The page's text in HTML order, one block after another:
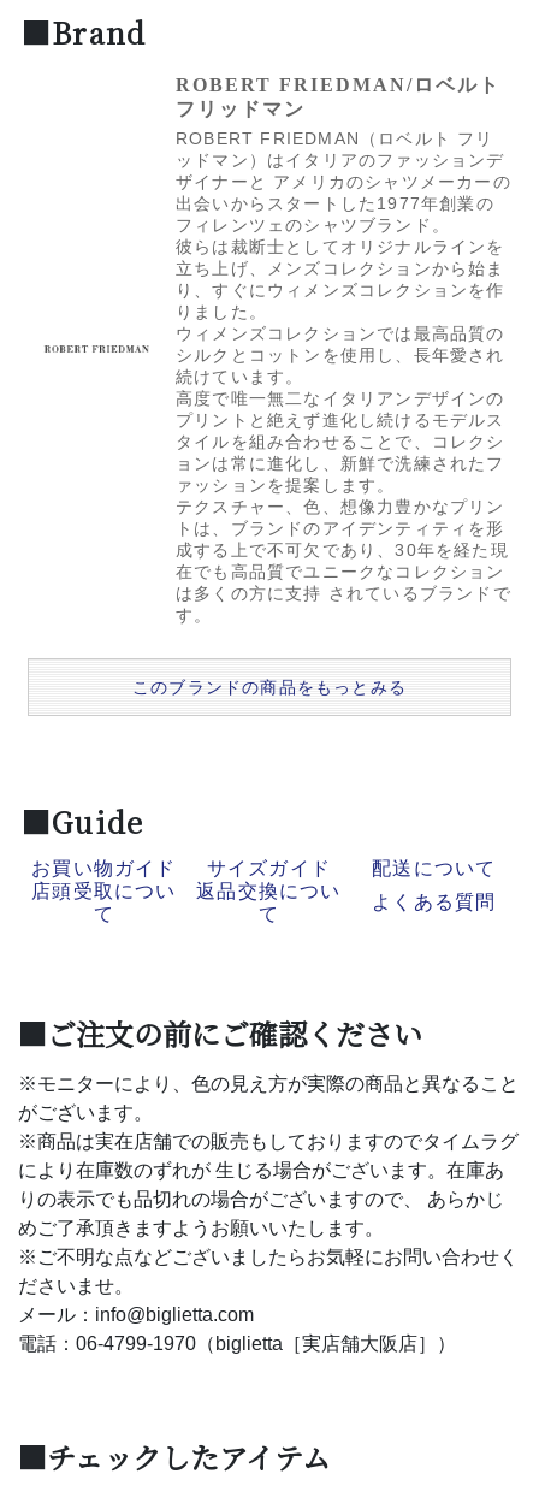
■Brand
ROBERT FRIEDMAN/ロベルト
フリッドマン
ROBERT FRIEDMAN（ロベルト フリ
ッドマン）はイタリアのファッションデ
ザイナーと アメリカのシャツメーカーの
出会いからスタートした1977年創業の
フィレンツェのシャツブランド。
彼らは裁断士としてオリジナルラインを
立ち上げ、メンズコレクションから始ま
り、すぐにウィメンズコレクションを作
りました。
ウィメンズコレクションでは最高品質の
シルクとコットンを使用し、長年愛され
続けています。
高度で唯一無二なイタリアンデザインの
プリントと絶えず進化し続けるモデルス
タイルを組み合わせることで、コレクシ
ョンは常に進化し、新鮮で洗練されたフ
ァッションを提案します。
テクスチャー、色、想像力豊かなプリン
トは、ブランドのアイデンティティを形
成する上で不可欠であり、30年を経た現
在でも高品質でユニークなコレクション
は多くの方に支持 されているブランドで
す。
このブランドの商品をもっとみる
■Guide
お買い物ガイド サイズガイド
配送について
店頭受取につい
て
返品交換につい
て
よくある質問
■ご注文の前にご確認ください
※モニターにより、色の見え方が実際の商品と異なること
がございます。
※商品は実在店舗での販売もしておりますのでタイムラグ
により在庫数のずれが 生じる場合がございます。在庫あ
りの表示でも品切れの場合がございますので、 あらかじ
めご了承頂きますようお願いいたします。
※ご不明な点などございましたらお気軽にお問い合わせく
ださいませ。
メール：info@biglietta.com
電話：06-4799-1970（biglietta［実店舗大阪店］）
■チェックしたアイテム